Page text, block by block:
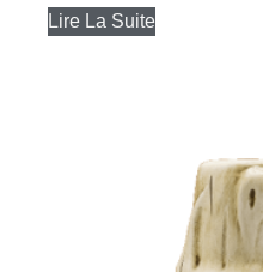
Lire La Suite